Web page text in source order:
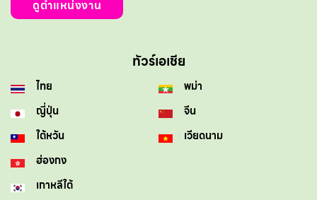
ดูตำแหน่งงาน
ทัวร์เอเชีย
ไทย
ญี่ปุ่น
ใต้หวัน
ฮ่องกง
เกาหลีใต้
พม่า
จีน
เวียดนาม